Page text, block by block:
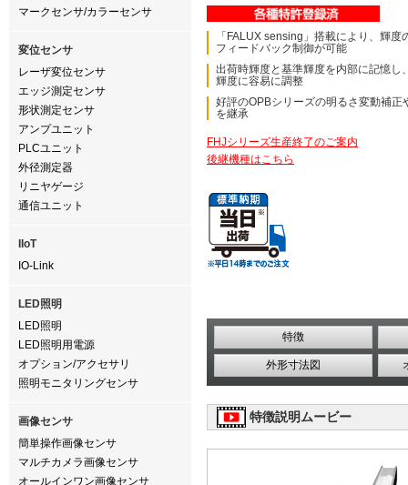
マークセンサ/カラーセンサ
変位センサ
レーザ変位センサ
エッジ測定センサ
形状測定センサ
アンプユニット
PLCユニット
外径測定器
リニヤゲージ
通信ユニット
IIoT
IO-Link
LED照明
LED照明
LED照明用電源
オプション/アクセサリ
照明モニタリングセンサ
画像センサ
簡単操作画像センサ
マルチカメラ画像センサ
オールインワン画像センサ
「FALUX sensing」搭載により、輝度
フィードバック制御が可能
出荷時輝度と基準輝度を内部に記憶し
輝度に容易に調整
好評のOPBシリーズの明るさ変動補正
を継承
FHJシリーズ生産終了のご案内
後継機種はこちら
特徴
外形寸法図
特徴説明ムービー